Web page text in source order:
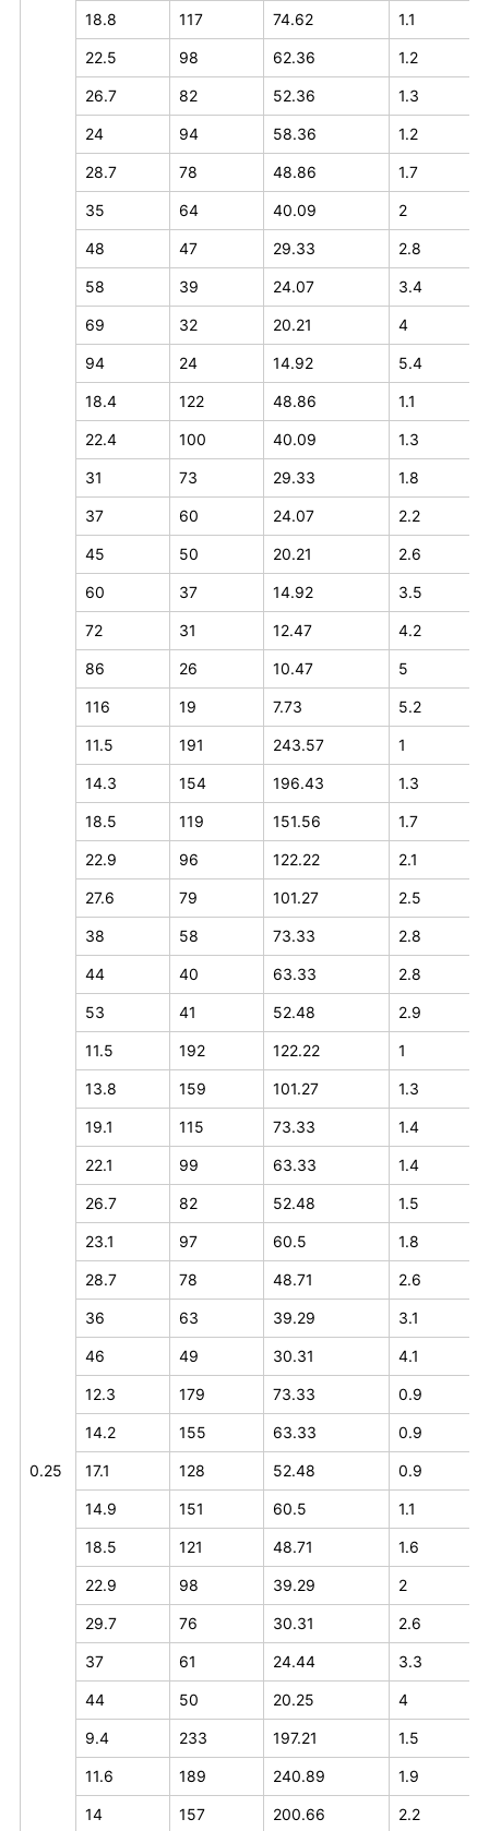
0.25
18.8 117 74.62 1.1
22.5 98 62.36 1.2
26.7 82 52.36 1.3
24 94 58.36 1.2
28.7 78 48.86 1.7
35 64 40.09 2
48 47 29.33 2.8
58 39 24.07 3.4
69 32 20.21 4
94 24 14.92 5.4
18.4 122 48.86 1.1
22.4 100 40.09 1.3
31 73 29.33 1.8
37 60 24.07 2.2
45 50 20.21 2.6
60 37 14.92 3.5
72 31 12.47 4.2
86 26 10.47 5
116 19 7.73 5.2
11.5 191 243.57 1
14.3 154 196.43 1.3
18.5 119 151.56 1.7
22.9 96 122.22 2.1
27.6 79 101.27 2.5
38 58 73.33 2.8
44 40 63.33 2.8
53 41 52.48 2.9
11.5 192 122.22 1
13.8 159 101.27 1.3
19.1 115 73.33 1.4
22.1 99 63.33 1.4
26.7 82 52.48 1.5
23.1 97 60.5 1.8
28.7 78 48.71 2.6
36 63 39.29 3.1
46 49 30.31 4.1
12.3 179 73.33 0.9
14.2 155 63.33 0.9
17.1 128 52.48 0.9
14.9 151 60.5 1.1
18.5 121 48.71 1.6
22.9 98 39.29 2
29.7 76 30.31 2.6
37 61 24.44 3.3
44 50 20.25 4
9.4 233 197.21 1.5
11.6 189 240.89 1.9
14 157 200.66 2.2